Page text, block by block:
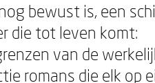
bewust is, een
die tot leven komt:
van de
romans die elk op